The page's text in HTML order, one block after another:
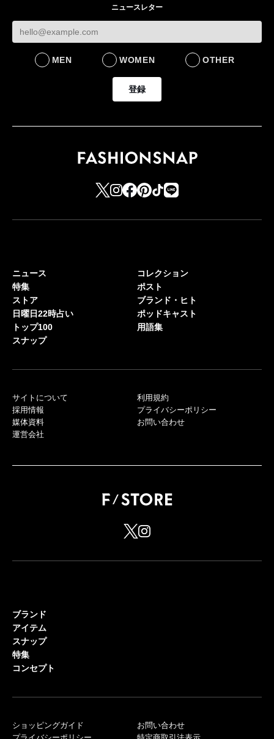
ニュースレター
MEN WOMEN OTHER
登録
ニュース
特集
ストア
日曜日22時占い
トップ100
スナップ
コレクション
ポスト
ブランド・ヒト
ポッドキャスト
用語集
サイトについて
採用情報
媒体資料
運営会社
利用規約
プライバシーポリシー
お問い合わせ
ブランド
アイテム
スナップ
特集
コンセプト
ショッピングガイド
お問い合わせ